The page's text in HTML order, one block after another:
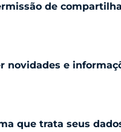
de
novidades e
que trata seus